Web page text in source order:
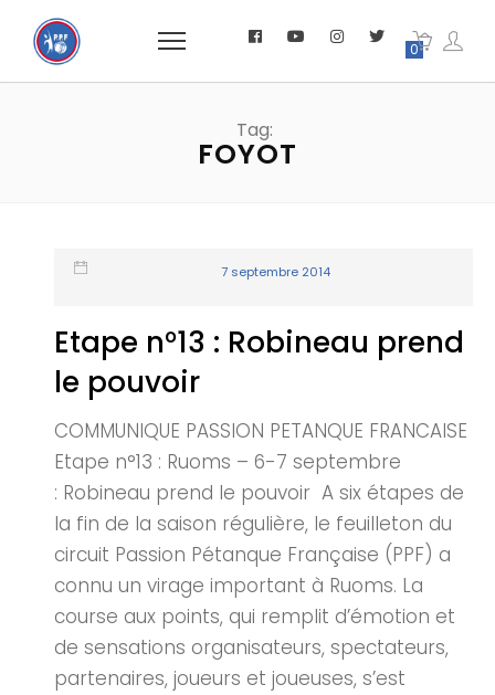
0
Tag:
FOYOT
7 septembre 2014
Etape n°13 : Robineau prend
le pouvoir
COMMUNIQUE PASSION PETANQUE FRANCAISE
Etape n°13 : Ruoms – 6-7 septembre
: Robineau prend le pouvoir A six étapes de
la fin de la saison régulière, le feuilleton du
circuit Passion Pétanque Française (PPF) a
connu un virage important à Ruoms. La
course aux points, qui remplit d’émotion et
de sensations organisateurs, spectateurs,
partenaires, joueurs et joueuses, s’est